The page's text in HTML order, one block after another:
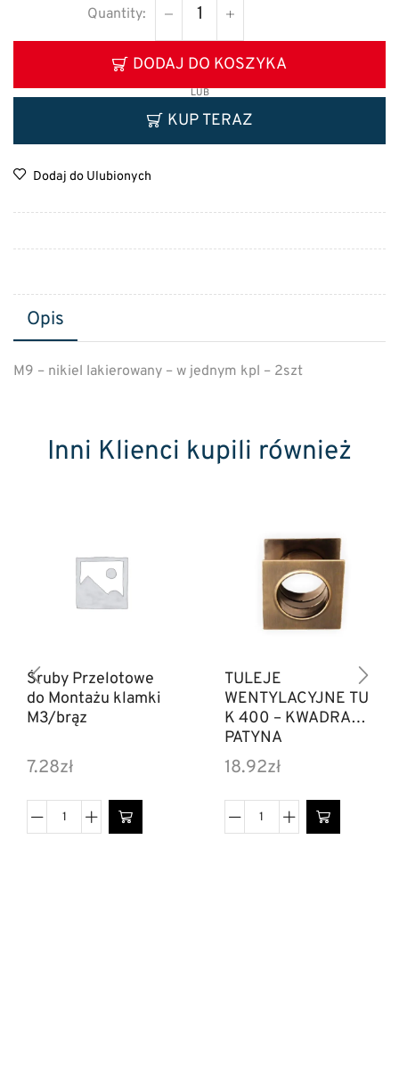
DODAJ DO KOSZYKA
LUB
KUP TERAZ
Dodaj do Ulubionych
Opis
M9 – nikiel lakierowany – w jednym kpl – 2szt
Inni Klienci kupili również
Śruby Przelotowe
do Montażu klamki
M3/brąz
7.28zł
TULEJE
WENTYLACYJNE TU
K 400 – KWADRAT
PATYNA
18.92zł